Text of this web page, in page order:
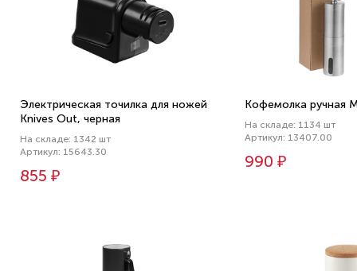
Электрическая точилка для ножей
Knives Out, черная
На складе: 1342 шт
Артикул: 15643.30
855 ₽
Кофемолка ручная
На складе: 1134 шт
Артикул: 13407.00
990 ₽